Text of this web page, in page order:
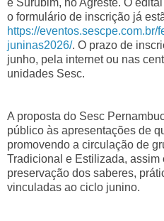
e Surubim, no Agreste. O
o formulário de inscrição já
https://eventos.sescpe.com.br/
juninas2026/. O prazo de
junho, pela internet ou nas
unidades Sesc.
A proposta do Sesc
público às apresentações de
promovendo a circulação de
Tradicional e Estilizada, assim
preservação dos saberes,
vinculadas ao ciclo junino.